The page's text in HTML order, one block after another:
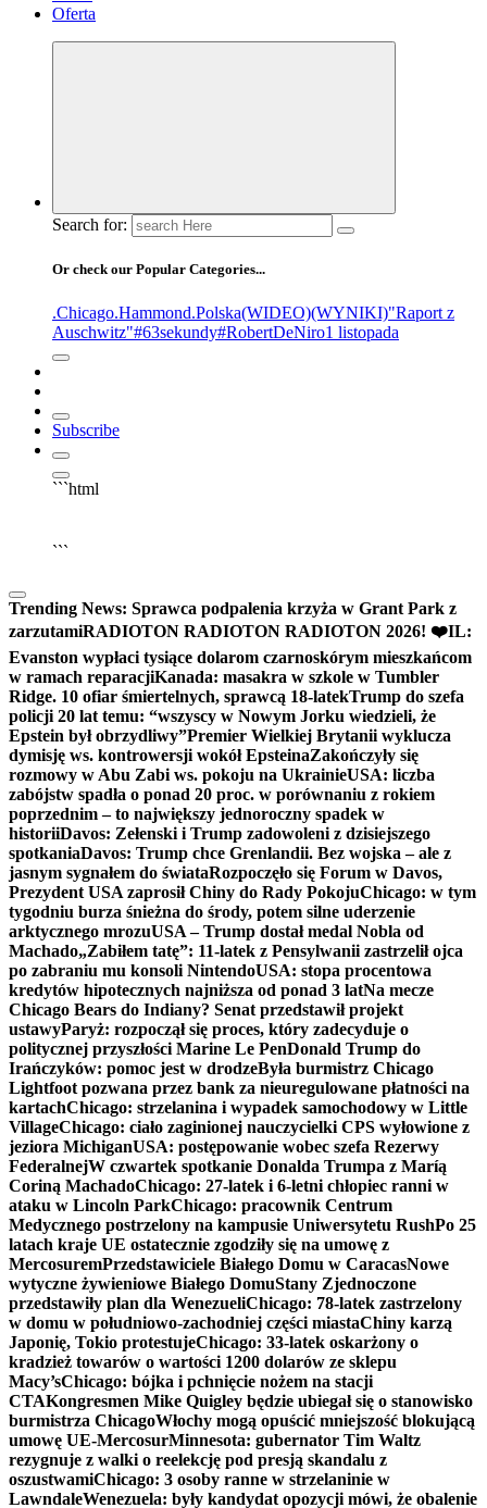
Oferta
Search for:
Or check our Popular Categories...
.Chicago.Hammond.Polska(WIDEO)(WYNIKI)"Raport z
Auschwitz"#63sekundy#RobertDeNiro1 listopada
Subscribe
```html
```
Trending News: Sprawca podpalenia krzyża w Grant Park z
zarzutamiRADIOTON RADIOTON RADIOTON 2026! ❤️IL:
Evanston wypłaci tysiące dolarom czarnoskórym mieszkańcom
w ramach reparacjiKanada: masakra w szkole w Tumbler
Ridge. 10 ofiar śmiertelnych, sprawcą 18-latekTrump do szefa
policji 20 lat temu: “wszyscy w Nowym Jorku wiedzieli, że
Epstein był obrzydliwy”Premier Wielkiej Brytanii wyklucza
dymisję ws. kontrowersji wokół EpsteinaZakończyły się
rozmowy w Abu Zabi ws. pokoju na UkrainieUSA: liczba
zabójstw spadła o ponad 20 proc. w porównaniu z rokiem
poprzednim – to największy jednoroczny spadek w
historiiDavos: Zełenski i Trump zadowoleni z dzisiejszego
spotkaniaDavos: Trump chce Grenlandii. Bez wojska – ale z
jasnym sygnałem do świataRozpoczęło się Forum w Davos,
Prezydent USA zaprosił Chiny do Rady PokojuChicago: w tym
tygodniu burza śnieżna do środy, potem silne uderzenie
arktycznego mrozuUSA – Trump dostał medal Nobla od
Machado„Zabiłem tatę”: 11-latek z Pensylwanii zastrzelił ojca
po zabraniu mu konsoli NintendoUSA: stopa procentowa
kredytów hipotecznych najniższa od ponad 3 latNa mecze
Chicago Bears do Indiany? Senat przedstawił projekt
ustawyParyż: rozpoczął się proces, który zadecyduje o
politycznej przyszłości Marine Le PenDonald Trump do
Irańczyków: pomoc jest w drodzeByła burmistrz Chicago
Lightfoot pozwana przez bank za nieuregulowane płatności na
kartachChicago: strzelanina i wypadek samochodowy w Little
VillageChicago: ciało zaginionej nauczycielki CPS wyłowione z
jeziora MichiganUSA: postępowanie wobec szefa Rezerwy
FederalnejW czwartek spotkanie Donalda Trumpa z Maríą
Coriną MachadoChicago: 27-latek i 6-letni chłopiec ranni w
ataku w Lincoln ParkChicago: pracownik Centrum
Medycznego postrzelony na kampusie Uniwersytetu RushPo 25
latach kraje UE ostatecznie zgodziły się na umowę z
MercosuremPrzedstawiciele Białego Domu w CaracasNowe
wytyczne żywieniowe Białego DomuStany Zjednoczone
przedstawiły plan dla WenezueliChicago: 78-latek zastrzelony
w domu w południowo-zachodniej części miastaChiny karzą
Japonię, Tokio protestujeChicago: 33-latek oskarżony o
kradzież towarów o wartości 1200 dolarów ze sklepu
Macy’sChicago: bójka i pchnięcie nożem na stacji
CTAKongresmen Mike Quigley będzie ubiegał się o stanowisko
burmistrza ChicagoWłochy mogą opuścić mniejszość blokującą
umowę UE-MercosurMinnesota: gubernator Tim Waltz
rezygnuje z walki o reelekcję pod presją skandalu z
oszustwamiChicago: 3 osoby ranne w strzelaninie w
LawndaleWenezuela: były kandydat opozycji mówi, że obalenie